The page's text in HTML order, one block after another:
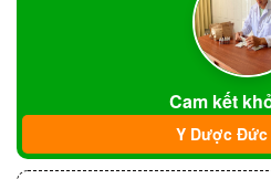
bệnh có thể được truyền
trước khi sinh, các bác sĩ
định phương pháp sinh
mổ hoặc sinh thường.
Do tiếp xúc gần
Cam kết
Y Dược Đức